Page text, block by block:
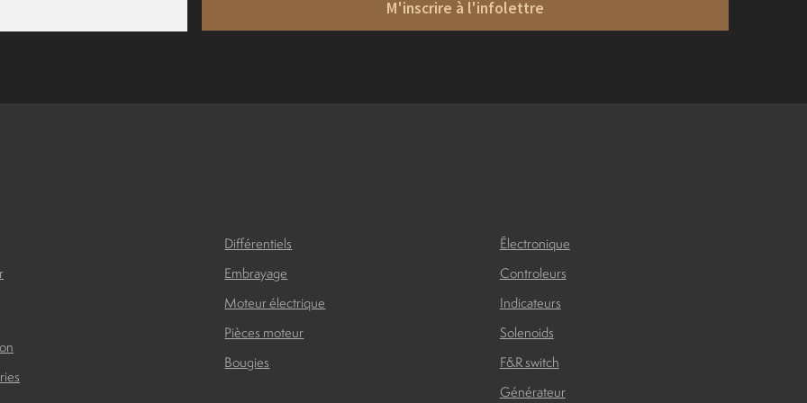
M'inscrire à l'infolettre
Différentiels
Embrayage
Moteur électrique
Pièces moteur
Bougies
Électronique
Controleurs
Indicateurs
Solenoids
F&R switch
Générateur